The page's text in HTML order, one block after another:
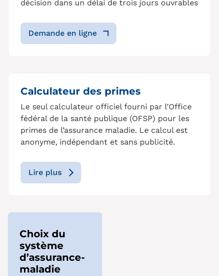
décision dans un délai de trois jours ouvrables
Demande en ligne
Calculateur des primes
Le seul calculateur officiel fourni par l’Office
fédéral de la santé publique (OFSP) pour les
primes de l’assurance maladie. Le calcul est
anonyme, indépendant et sans publicité.
Lire plus
Choix du
système
d’assurance-
maladie